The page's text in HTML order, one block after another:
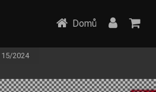
Domů
15/2024